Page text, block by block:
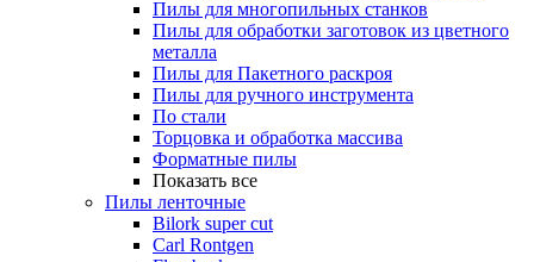
Пилы для многопильных станков
Пилы для обработки заготовок из цветного
металла
Пилы для Пакетного раскроя
Пилы для ручного инструмента
По стали
Торцовка и обработка массива
Форматные пилы
Показать все
Пилы ленточные
Bilork super cut
Carl Rontgen